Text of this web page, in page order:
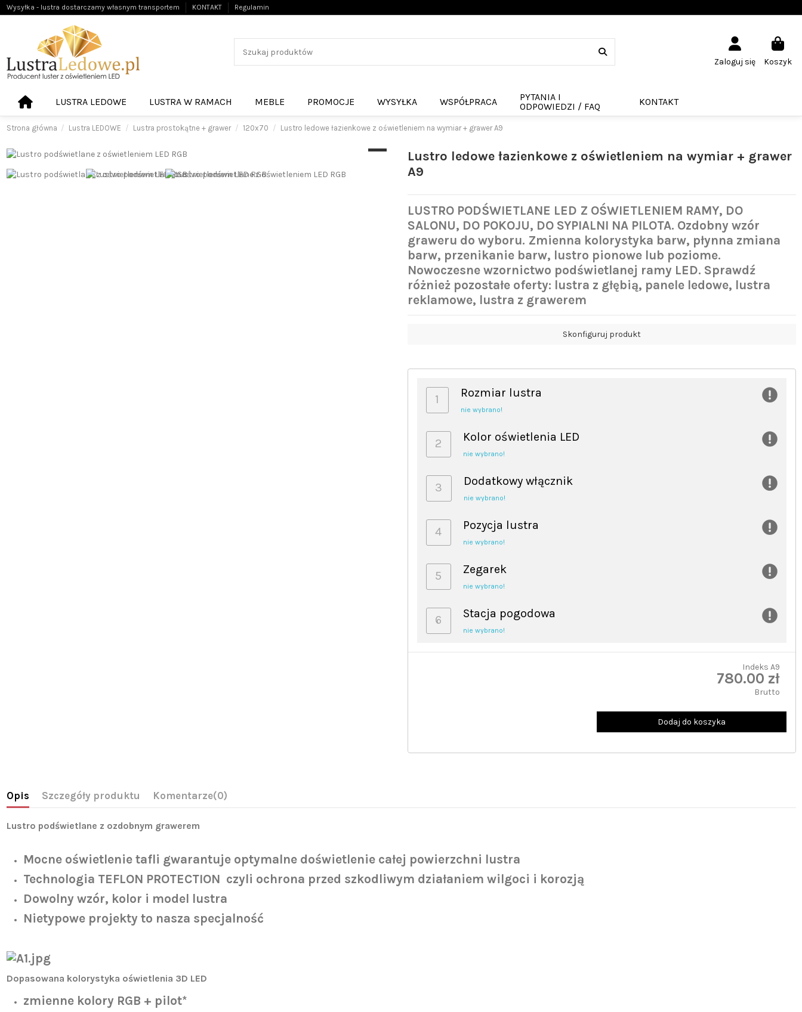
Wysyłka - lustra dostarczamy własnym transportem KONTAKT Regulamin
Zaloguj się Koszyk
LUSTRA LEDOWE LUSTRA W RAMACH MEBLE PROMOCJE WYSYŁKA WSPÓŁPRACA
PYTANIA I
ODPOWIEDZI / FAQ
KONTAKT
Strona główna Lustra LEDOWE Lustra prostokątne + grawer 120x70 Lustro ledowe łazienkowe z oświetleniem na wymiar + grawer A9
Lustro ledowe łazienkowe z oświetleniem na wymiar + grawer
A9
LUSTRO PODŚWIETLANE LED Z OŚWIETLENIEM RAMY, DO
SALONU, DO POKOJU, DO SYPIALNI NA PILOTA. Ozdobny wzór
graweru do wyboru. Zmienna kolorystyka barw, płynna zmiana
barw, przenikanie barw, lustro pionowe lub poziome.
Nowoczesne wzornictwo podświetlanej ramy LED. Sprawdź
różnież pozostałe oferty: lustra z głębią, panele ledowe, lustra
reklamowe, lustra z grawerem
Skonfiguruj produkt
1 Rozmiar lustra
nie wybrano!
2 Kolor oświetlenia LED
nie wybrano!
3 Dodatkowy włącznik
nie wybrano!
4 Pozycja lustra
nie wybrano!
5 Zegarek
nie wybrano!
6 Stacja pogodowa
nie wybrano!
Indeks A9
780.00 zł
Brutto
Dodaj do koszyka
Opis Szczegóły produktu Komentarze(0)
Lustro podświetlane z ozdobnym grawerem
Mocne oświetlenie tafli gwarantuje optymalne doświetlenie całej powierzchni lustra
Technologia TEFLON PROTECTION czyli ochrona przed szkodliwym działaniem wilgoci i korozją
Dowolny wzór, kolor i model lustra
Nietypowe projekty to nasza specjalność
Dopasowana kolorystyka oświetlenia 3D LED
zmienne kolory RGB + pilot*